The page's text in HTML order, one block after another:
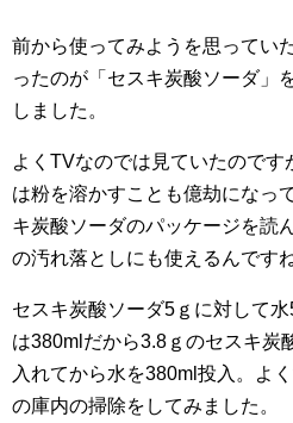
前から使ってみようを思ってい
ったのが「セスキ炭酸ソーダ」
しました。
よくTVなのでは見ていたので
は粉を溶かすことも億劫になっ
キ炭酸ソーダのパッケージを読
の汚れ落としにも使えるんですね
セスキ炭酸ソーダ5ｇに対して
は380mlだから3.8ｇのセスキ炭
入れてから水を380ml投入。よ
の庫内の掃除をしてみました。